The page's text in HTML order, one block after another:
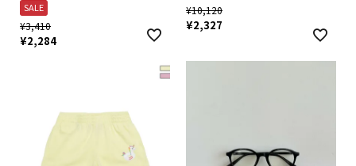
SALE
¥3,410
¥2,284
¥10,120
¥2,327